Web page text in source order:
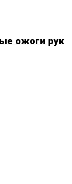
ожоги рук